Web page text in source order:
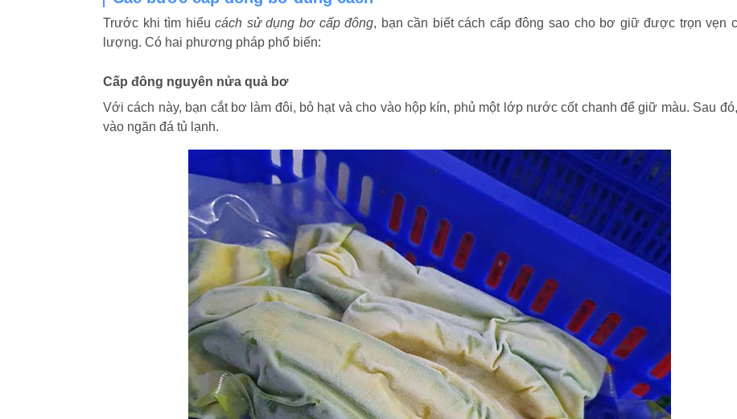
Trước khi tìm hiểucách sử dụng bơ cấp đông, bạn cần biết cách cấp đông sao cho bơ giữ được trọn vẹn
lượng. Có hai phương pháp phổ biến:
Cấp đông nguyên nửa quả bơ
Với cách này, bạn cắt bơ làm đôi, bỏ hạt và cho vào hộp kín, phủ một lớp nước cốt chanh để giữ màu. Sau
vào ngăn đá tủ lạnh.